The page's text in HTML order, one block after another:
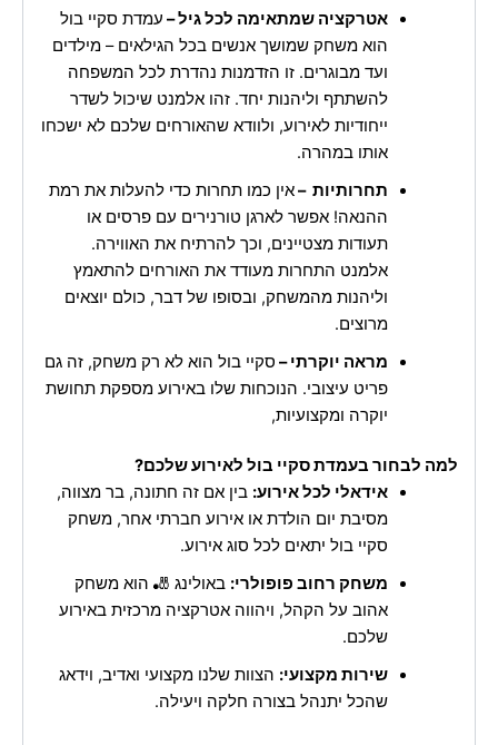
אטרקציה שמתאימה לכל גיל – עמדת סקיי בול
הוא משחק שמושך אנשים בכל הגילאים – מילדים
ועד מבוגרים. זו הזדמנות נהדרת לכל המשפחה
להשתתף וליהנות יחד. זהו אלמנט שיכול לשדר
ייחודיות לאירוע, ולוודא שהאורחים שלכם לא ישכחו
אותו במהרה.
תחרותיות –אין כמו תחרות כדי להעלות את רמת
ההנאה! אפשר לארגן טורנירים עם פרסים או
תעודות מצטיינים, וכך להרתיח את האווירה.
אלמנט התחרות מעודד את האורחים להתאמץ
וליהנות מהמשחק, ובסופו של דבר, כולם יוצאים
מרוצים.
מראה יוקרתי – סקיי בול הוא לא רק משחק, זה גם
פריט עיצובי. הנוכחות שלו באירוע מספקת תחושת
יוקרה ומקצועיות,
למה לבחור בעמדת סקיי בול לאירוע שלכם?
אידאלי לכל אירוע: בין אם זה חתונה, בר מצווה,
מסיבת יום הולדת או אירוע חברתי אחר, משחק
סקיי בול יתאים לכל סוג אירוע.
משחק רחוב פופולרי: באולינג 🎳 הוא משחק
אהוב על הקהל, ויהווה אטרקציה מרכזית באירוע
שלכם.
שירות מקצועי: הצוות שלנו מקצועי ואדיב, וידאג
שהכל יתנהל בצורה חלקה ויעילה.